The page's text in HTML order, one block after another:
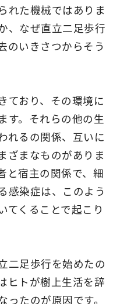
れた機械ではありま
、なぜ直立二足歩行
のいきさつからそう
ており、その環境に
す。それらの他の生
れるの関係、互いに
ざまなものがありま
と宿主の関係で、細
感染症は、このよう
てくることで起こり
二足歩行を始めたの
ヒトが樹上生活を辞
たのが原因です。